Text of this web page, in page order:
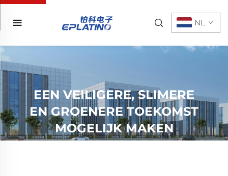
NL
EEN VEILIGERE, SLIMERE
EN GROENERE TOEKOMST
MOGELIJK MAKEN